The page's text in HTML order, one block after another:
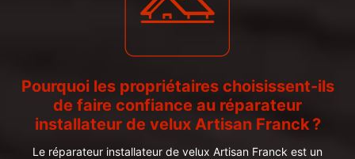
Pourquoi les propriétaires choisissent-ils
de faire confiance au réparateur
installateur de velux Artisan Franck ?
Le réparateur installateur de velux Artisan Franck est un